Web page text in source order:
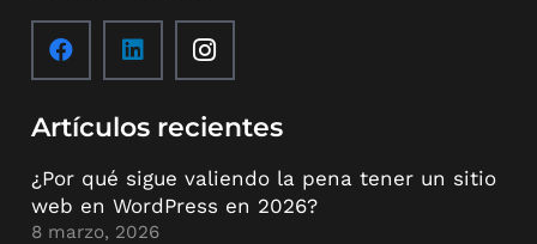
Artículos recientes
¿Por qué sigue valiendo la pena tener un sitio
web en WordPress en 2026?
8 marzo, 2026